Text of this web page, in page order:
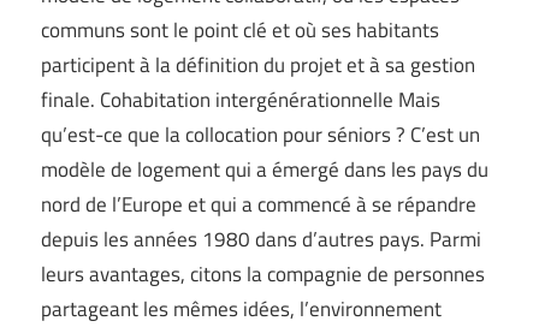
communs sont le point clé et où ses habitants
participent à la définition du projet et à sa gestion
finale. Cohabitation intergénérationnelle Mais
qu’est-ce que la collocation pour séniors ? C’est un
modèle de logement qui a émergé dans les pays du
nord de l’Europe et qui a commencé à se répandre
depuis les années 1980 dans d’autres pays. Parmi
leurs avantages, citons la compagnie de personnes
partageant les mêmes idées, l’environnement